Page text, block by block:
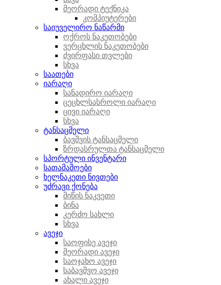
მეორადი ტექნიკა
კომპიუტერები
საიუველირო ნაწარმი
ოქროს ნაკეთობები
ვერცხლის ნაკეთობები
ძვირფასი თვლები
სხვა
საათები
იარაღი
სანადირო იარაღი
ცეცხლსასროლი იარაღი
ცივი იარაღი
სხვა
ტანსაცმელი
ბავშვის ტანსაცმელი
ზრდასრულთა ტანსაცმელი
სპორტული ინვენტარი
სათამაშოები
ხელნაკეთი ნივთები
უძრავი ქონება
მიწის ნაკვეთი
ბინა
კერძო სახლი
სხვა
ავეჯი
საოფისე ავეჯი
მეორადი ავეჯი
საოჯახო ავეჯი
საბავშვო ავეჯი
ახალი ავეჯი